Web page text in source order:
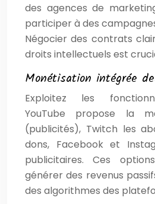
des agences de
participer à des
Négocier des contrats
droits intellectuels est
Monétisation intégrée
Exploitez les
YouTube propose la
(publicités), Twitch les
dons, Facebook et
publicitaires. Ces
générer des revenus
des algorithmes des